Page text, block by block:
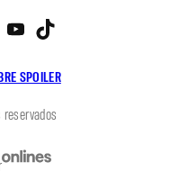
SPOILER
X YouTube